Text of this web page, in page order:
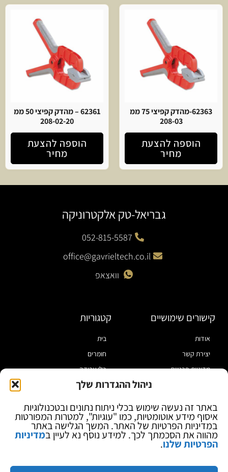
ניהול ההגדרות שלך
באתר זה נעשה שימוש בכלי ניתוח נתונים ובטכנולוגיות
איסוף מידע אוטומטיות, כמו "עוגיות", למטרות המפורטות
במדיניות הפרטיות של האתר. המשך הגלישה באתר
מהווה את הסכמתך לכך. למידע נוסף נא לעיין במדיניות
הפרטיות שלנו.
62363-מהדק קפיצי 75 ממ
208-03
הוספה להצעת
מחיר
62361 – מהדק קפיצי 50 ממ
208-02-20
הוספה להצעת
מחיר
גבריאל-טק אלקטרוניקה
052-815-5587
office@gavrieltech.co.il
וואצאפ
קישורים שימושיים
אודות
יצירת קשר
מדיניות פרטיות
בלוג
קטגוריות
בית
חומרים
כלי עבודה
מוצרי הלחמה
ספקי כח ומודדים
ציוד אופטי להגדלה